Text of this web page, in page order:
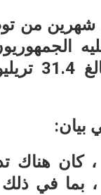
من
بيان:
هناك
، بما في